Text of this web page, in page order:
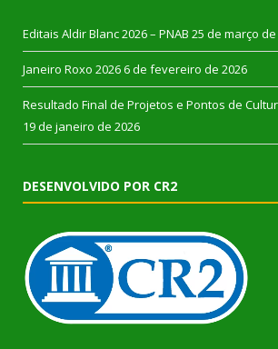
Editais Aldir Blanc 2026 – PNAB 25 de março de
Janeiro Roxo 2026 6 de fevereiro de 2026
Resultado Final de Projetos e Pontos de
19 de janeiro de 2026
DESENVOLVIDO POR CR2